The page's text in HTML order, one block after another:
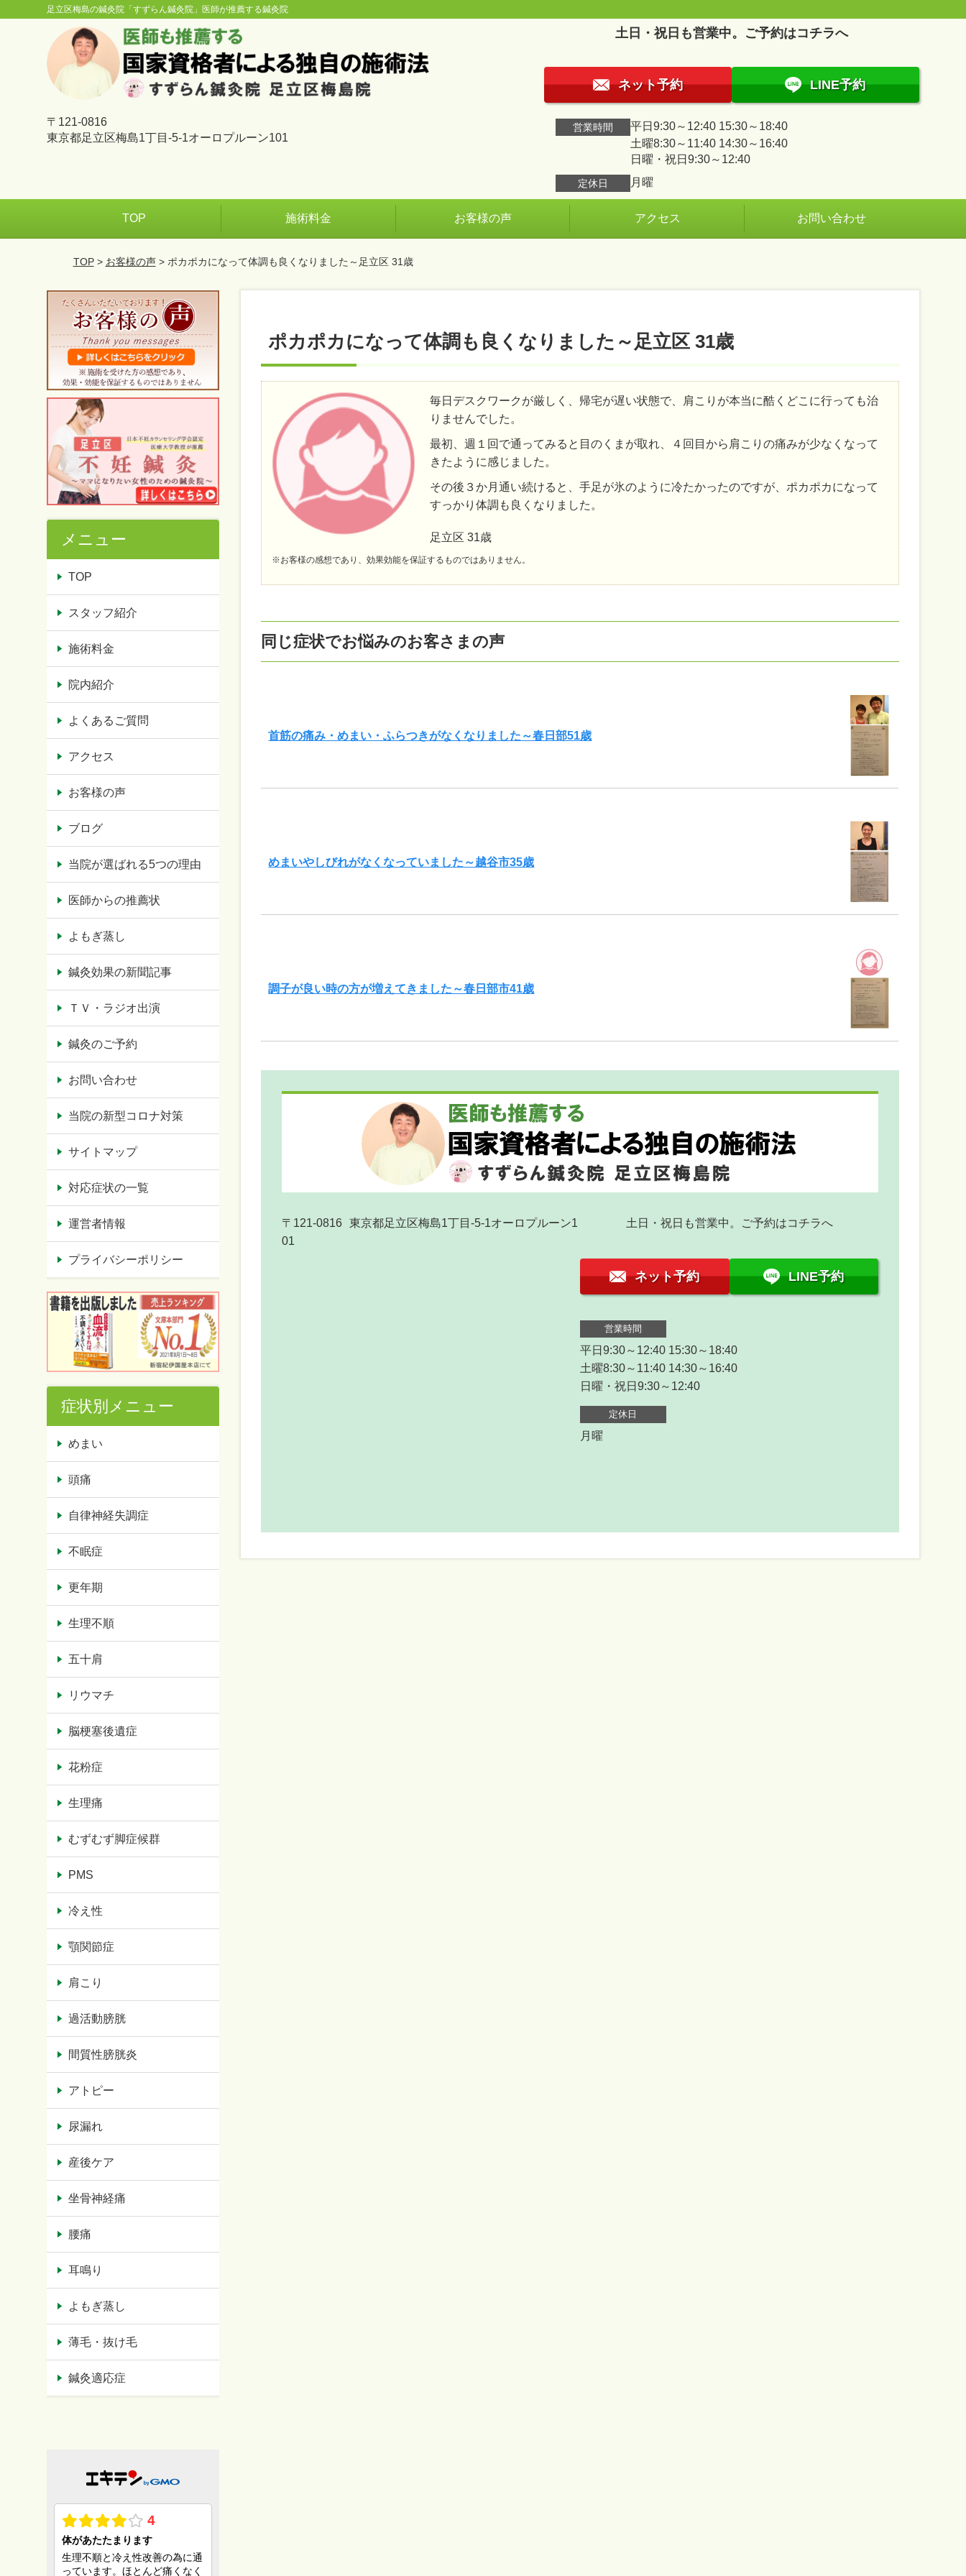
足立区梅島の鍼灸院「すずらん鍼灸院」医師が推薦する鍼灸院
〒121-0816
東京都足立区梅島1丁目-5-1オーロプルーン101
土日・祝日も営業中。ご予約はコチラへ
ネット予約 LINE予約
営業時間
平日9:30～12:40 15:30～18:40
土曜8:30～11:40 14:30～16:40
日曜・祝日9:30～12:40
定休日 月曜
TOP 施術料金 お客様の声 アクセス お問い合わせ
TOP> お客様の声> ポカポカになって体調も良くなりました～足立区 31歳
ポカポカになって体調も良くなりました～足立区 31歳
毎日デスクワークが厳しく、帰宅が遅い状態で、肩こりが本当に酷くどこに行っても治
りませんでした。
最初、週１回で通ってみると目のくまが取れ、４回目から肩こりの痛みが少なくなって
きたように感じました。
その後３か月通い続けると、手足が氷のように冷たかったのですが、ポカポカになって
すっかり体調も良くなりました。
足立区 31歳
※お客様の感想であり、効果効能を保証するものではありません。
同じ症状でお悩みのお客さまの声
首筋の痛み・めまい・ふらつきがなくなりました～春日部51歳
めまいやしびれがなくなっていました～越谷市35歳
調子が良い時の方が増えてきました～春日部市41歳
土日・祝日も営業中。ご予約はコチラへ
ネット予約 LINE予約
営業時間
平日9:30～12:40 15:30～18:40
土曜8:30～11:40 14:30～16:40
日曜・祝日9:30～12:40
定休日
月曜
〒121-0816
東京都足立区梅島1丁目-5-1オーロプルーン1
01
メニュー
TOP
スタッフ紹介
施術料金
院内紹介
よくあるご質問
アクセス
お客様の声
ブログ
当院が選ばれる5つの理由
医師からの推薦状
よもぎ蒸し
鍼灸効果の新聞記事
ＴＶ・ラジオ出演
鍼灸のご予約
お問い合わせ
当院の新型コロナ対策
サイトマップ
対応症状の一覧
運営者情報
プライバシーポリシー
症状別メニュー
めまい
頭痛
自律神経失調症
不眠症
更年期
生理不順
五十肩
リウマチ
脳梗塞後遺症
花粉症
生理痛
むずむず脚症候群
PMS
冷え性
顎関節症
肩こり
過活動膀胱
間質性膀胱炎
アトピー
尿漏れ
産後ケア
坐骨神経痛
腰痛
耳鳴り
よもぎ蒸し
薄毛・抜け毛
鍼灸適応症